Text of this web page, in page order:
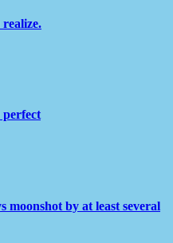
perfect
moonshot by at least several